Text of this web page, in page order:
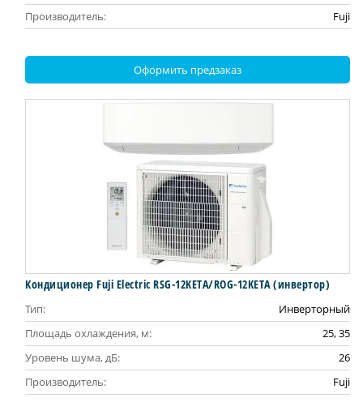
Производитель:
Fuji
Оформить предзаказ
Кондиционер Fuji Electric RSG-12KETA/ROG-12KETA (инвертор)
Тип:
Инверторный
Площадь охлаждения, м:
25, 35
Уровень шума, дБ:
26
Производитель:
Fuji